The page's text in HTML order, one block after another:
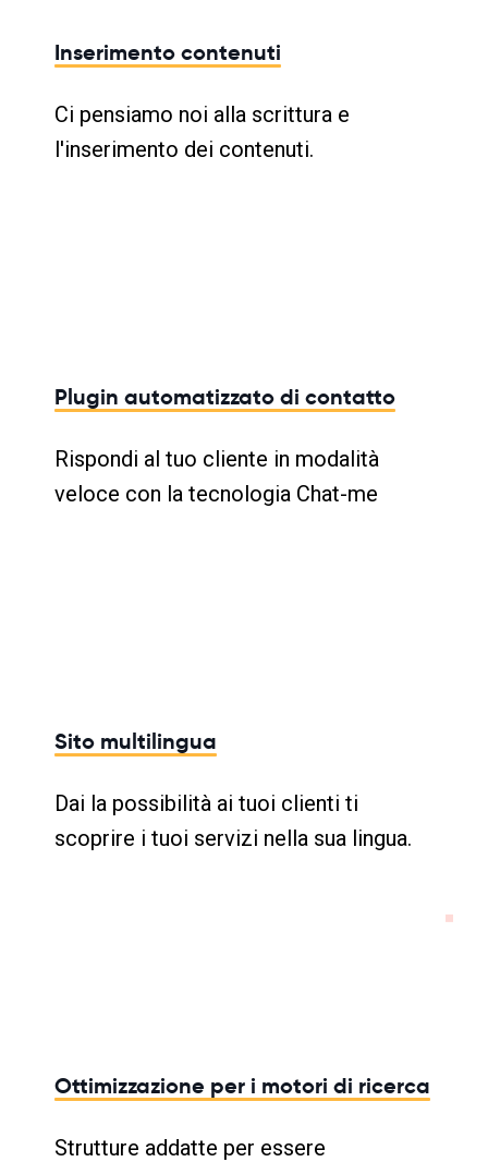
Inserimento contenuti
Ci pensiamo noi alla scrittura e
l'inserimento dei contenuti.
Plugin automatizzato di contatto
Rispondi al tuo cliente in modalità
veloce con la tecnologia Chat-me
Sito multilingua
Dai la possibilità ai tuoi clienti ti
scoprire i tuoi servizi nella sua lingua.
Ottimizzazione per i motori di ricerca
Strutture addatte per essere